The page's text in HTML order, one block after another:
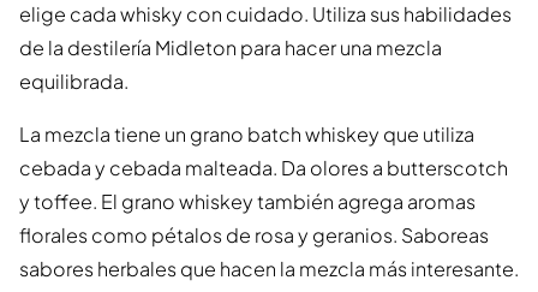
elige cada whisky con cuidado. Utiliza sus habilidades
de la destilería Midleton para hacer una mezcla
equilibrada.
La mezcla tiene un grano batch whiskey que utiliza
cebada y cebada malteada. Da olores a butterscotch
y toffee. El grano whiskey también agrega aromas
florales como pétalos de rosa y geranios. Saboreas
sabores herbales que hacen la mezcla más interesante.